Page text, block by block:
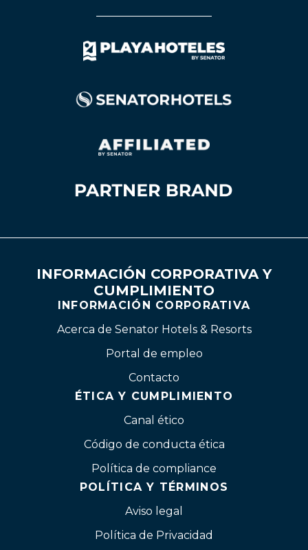
INFORMACIÓN CORPORATIVA Y
CUMPLIMIENTO
INFORMACIÓN CORPORATIVA
Acerca de Senator Hotels & Resorts
Portal de empleo
Contacto
ÉTICA Y CUMPLIMIENTO
Canal ético
Código de conducta ética
Política de compliance
POLÍTICA Y TÉRMINOS
Aviso legal
Política de Privacidad